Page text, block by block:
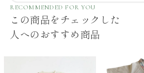
RECOMMENDED FOR YOU
この商品をチェックした
人へのおすすめ商品